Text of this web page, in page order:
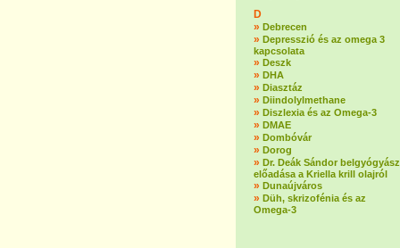
D
» Debrecen
» Depresszió és az omega 3
kapcsolata
» Deszk
» DHA
» Diasztáz
» Diindolylmethane
» Diszlexia és az Omega-3
» DMAE
» Dombóvár
» Dorog
» Dr. Deák Sándor belgyógyász
előadása a Kriella krill olajról
» Dunaújváros
» Düh, skrizofénia és az
Omega-3